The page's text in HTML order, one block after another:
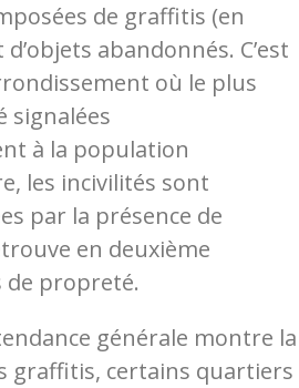
de graffitis (en
abandonnés. C’est
où le plus
signalées
à la population
les incivilités sont
par la présence de
en deuxième
de propreté.
générale montre la
graffitis, certains quartiers